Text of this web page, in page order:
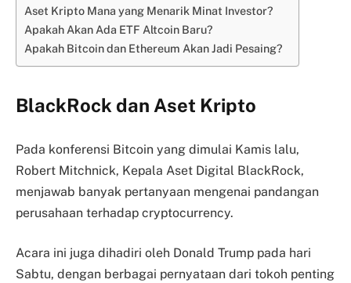
Aset Kripto Mana yang Menarik Minat Investor?
Apakah Akan Ada ETF Altcoin Baru?
Apakah Bitcoin dan Ethereum Akan Jadi Pesaing?
BlackRock dan Aset Kripto
Pada konferensi Bitcoin yang dimulai Kamis lalu,
Robert Mitchnick, Kepala Aset Digital BlackRock,
menjawab banyak pertanyaan mengenai pandangan
perusahaan terhadap cryptocurrency.
Acara ini juga dihadiri oleh Donald Trump pada hari
Sabtu, dengan berbagai pernyataan dari tokoh penting